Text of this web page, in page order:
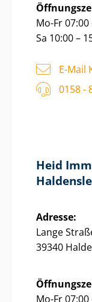
Mo-Fr 07:00
Sa 10:00 –
E-Mail
0158 -
Heid
Adresse:
Lange
39340
Mo-Fr 07:00